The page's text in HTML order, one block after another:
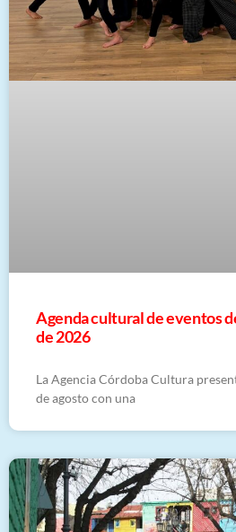
​Agenda cultural de eventos
de 2026
La Agencia Córdoba Cultura
de agosto con una